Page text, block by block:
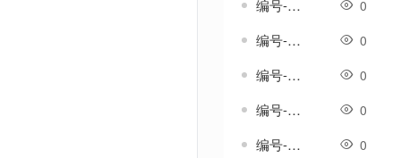
编号-雅生涟套-传奇一体剑甲素材 0
编号-雨吟套-传奇一体剑甲素材 0
编号-雨纹套-传奇一体剑甲素材 0
编号-雨织纹套-传奇一体剑甲素材 0
编号-雪歌套-传奇一体剑甲素材 0